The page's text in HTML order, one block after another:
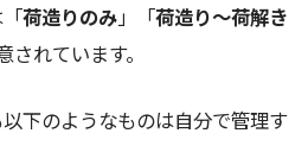
荷造りのみ」「荷造り～荷解き
れています。
下のようなものは自分で管理す